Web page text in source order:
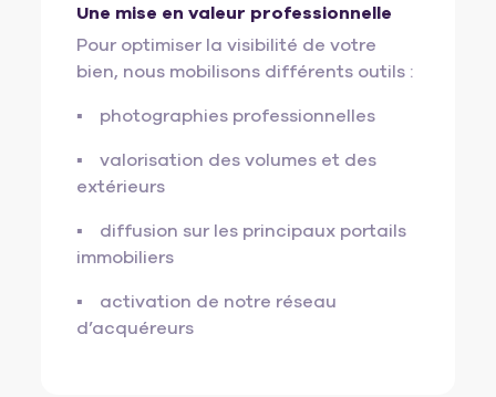
Une mise en valeur professionnelle
Pour optimiser la visibilité de votre
bien, nous mobilisons différents outils :
photographies professionnelles
valorisation des volumes et des
extérieurs
diffusion sur les principaux portails
immobiliers
activation de notre réseau
d’acquéreurs